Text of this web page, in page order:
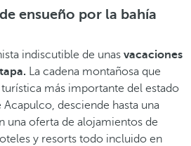
ensueño por la bahía
indiscutible de unas vacaciones
La cadena montañosa que
más importante del estado
desciende hasta una
una oferta de alojamientos de
y resorts todo incluido en